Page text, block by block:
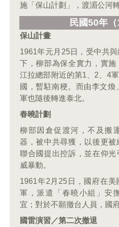
施「保山計劃」，渡湄公河
民國50年
保山計畫
1961年元月25日，受中共
下，柳部為保全實力，實
江拉總部附近的第1、2、4
國，暫駐南梗。而由李文
軍也隨後轉進泰北。
春曉計劃
柳部因倉促渡河，不及搬
器，被中共尋獲，以後更
聯合國提出控訴，並在仰
威暴動。
1961年2月25日，國府在
軍，派遣「春曉小組」安
宜；對於不願撤台人員，國
國雷演習／第二次撤退